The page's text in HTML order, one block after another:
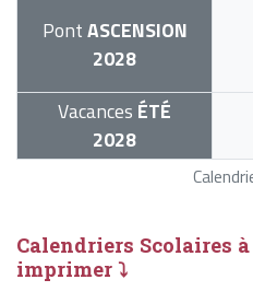
PontASCENSION
2028
Vacances ÉTÉ
2028
Calendriers Scolaires
imprimer ⤵